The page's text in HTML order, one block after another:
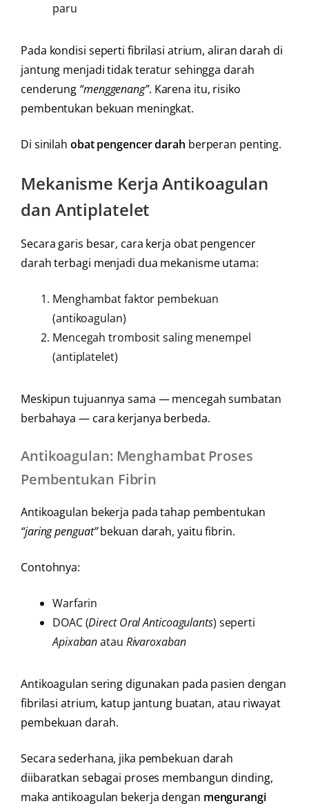
paru
Pada kondisi seperti fibrilasi atrium, aliran darah di
jantung menjadi tidak teratur sehingga darah
cenderung “menggenang”. Karena itu, risiko
pembentukan bekuan meningkat.
Di sinilah obat pengencer darah berperan penting.
Mekanisme Kerja Antikoagulan
dan Antiplatelet
Secara garis besar, cara kerja obat pengencer
darah terbagi menjadi dua mekanisme utama:
Menghambat faktor pembekuan
(antikoagulan)
Mencegah trombosit saling menempel
(antiplatelet)
Meskipun tujuannya sama — mencegah sumbatan
berbahaya — cara kerjanya berbeda.
Antikoagulan: Menghambat Proses
Pembentukan Fibrin
Antikoagulan bekerja pada tahap pembentukan
“jaring penguat”bekuan darah, yaitu fibrin.
Contohnya:
Warfarin
DOAC (Direct Oral Anticoagulants) seperti
Apixabanatau Rivaroxaban
Antikoagulan sering digunakan pada pasien dengan
fibrilasi atrium, katup jantung buatan, atau riwayat
pembekuan darah.
Secara sederhana, jika pembekuan darah
diibaratkan sebagai proses membangun dinding,
maka antikoagulan bekerja dengan mengurangi